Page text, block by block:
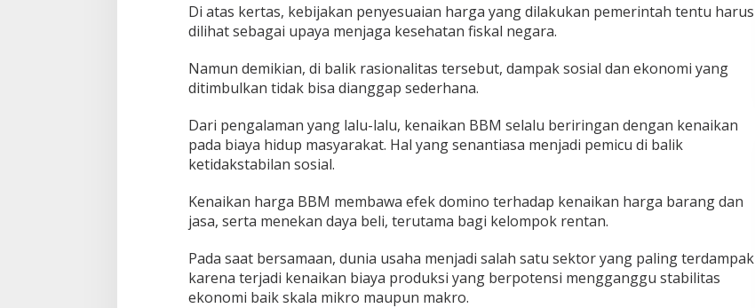
Di atas kertas, kebijakan penyesuaian harga yang dilakukan pemerintah tentu harus
dilihat sebagai upaya menjaga kesehatan fiskal negara.
Namun demikian, di balik rasionalitas tersebut, dampak sosial dan ekonomi yang
ditimbulkan tidak bisa dianggap sederhana.
Dari pengalaman yang lalu-lalu, kenaikan BBM selalu beriringan dengan kenaikan
pada biaya hidup masyarakat. Hal yang senantiasa menjadi pemicu di balik
ketidakstabilan sosial.
Kenaikan harga BBM membawa efek domino terhadap kenaikan harga barang dan
jasa, serta menekan daya beli, terutama bagi kelompok rentan.
Pada saat bersamaan, dunia usaha menjadi salah satu sektor yang paling terdampak
karena terjadi kenaikan biaya produksi yang berpotensi mengganggu stabilitas
ekonomi baik skala mikro maupun makro.